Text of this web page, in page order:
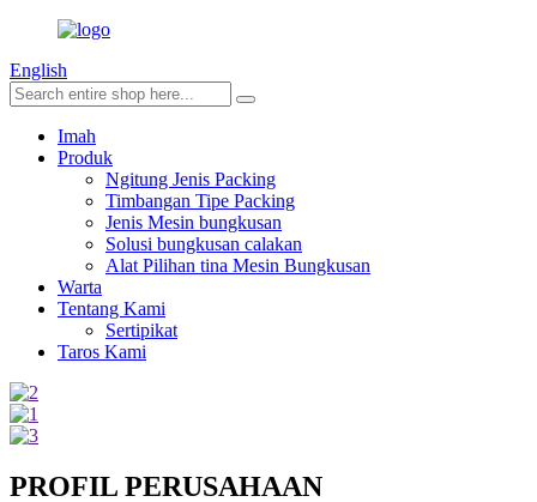
English
Imah
Produk
Ngitung Jenis Packing
Timbangan Tipe Packing
Jenis Mesin bungkusan
Solusi bungkusan calakan
Alat Pilihan tina Mesin Bungkusan
Warta
Tentang Kami
Sertipikat
Taros Kami
PROFIL PERUSAHAAN